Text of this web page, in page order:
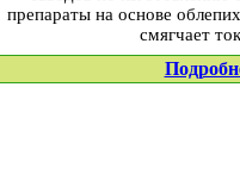
препараты на основе
смягчает